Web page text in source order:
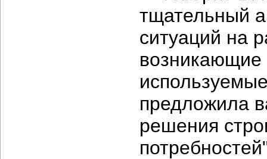
тщательный
ситуаций на
возникающие
предложила
решения